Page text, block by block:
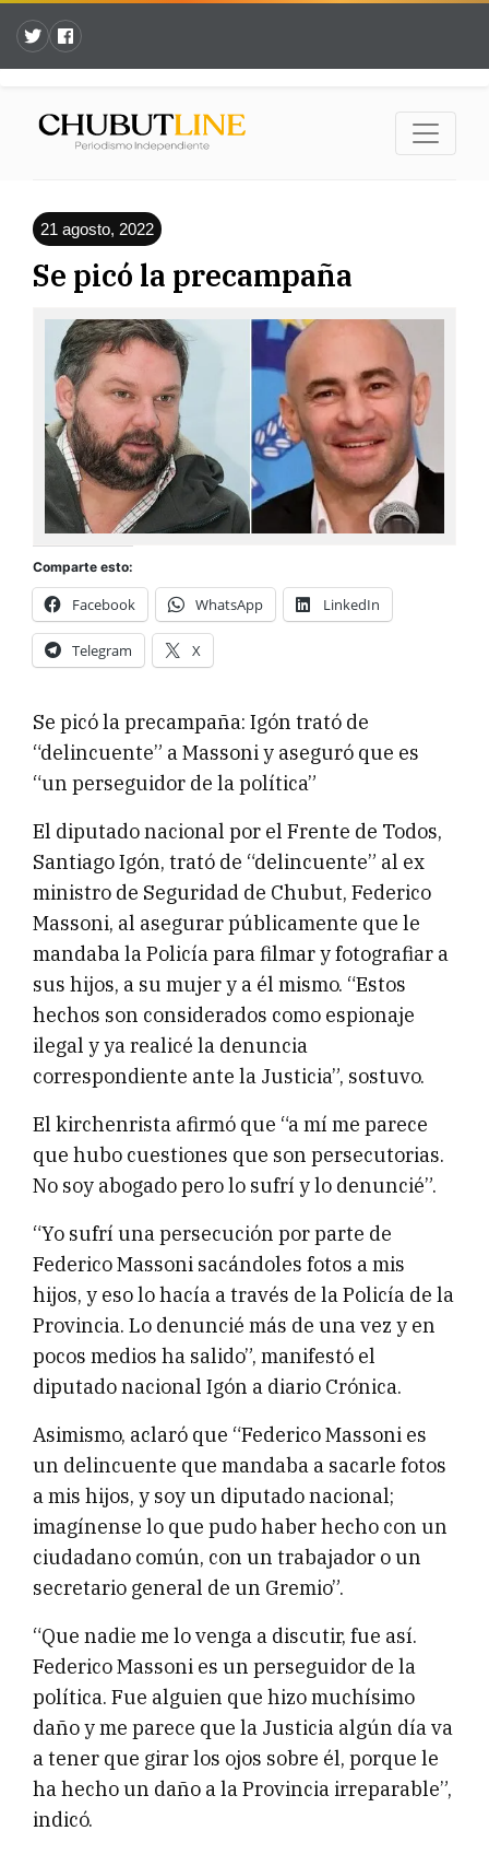
21 agosto, 2022
Se picó la precampaña
Comparte esto:
Facebook WhatsApp LinkedIn
Telegram X
Se picó la precampaña: Igón trató de
“delincuente” a Massoni y aseguró que es
“un perseguidor de la política”
El diputado nacional por el Frente de Todos,
Santiago Igón, trató de “delincuente” al ex
ministro de Seguridad de Chubut, Federico
Massoni, al asegurar públicamente que le
mandaba la Policía para filmar y fotografiar a
sus hijos, a su mujer y a él mismo. “Estos
hechos son considerados como espionaje
ilegal y ya realicé la denuncia
correspondiente ante la Justicia”, sostuvo.
El kirchenrista afirmó que “a mí me parece
que hubo cuestiones que son persecutorias.
No soy abogado pero lo sufrí y lo denuncié”.
“Yo sufrí una persecución por parte de
Federico Massoni sacándoles fotos a mis
hijos, y eso lo hacía a través de la Policía de la
Provincia. Lo denuncié más de una vez y en
pocos medios ha salido”, manifestó el
diputado nacional Igón a diario Crónica.
Asimismo, aclaró que “Federico Massoni es
un delincuente que mandaba a sacarle fotos
a mis hijos, y soy un diputado nacional;
imagínense lo que pudo haber hecho con un
ciudadano común, con un trabajador o un
secretario general de un Gremio”.
“Que nadie me lo venga a discutir, fue así.
Federico Massoni es un perseguidor de la
política. Fue alguien que hizo muchísimo
daño y me parece que la Justicia algún día va
a tener que girar los ojos sobre él, porque le
ha hecho un daño a la Provincia irreparable”,
indicó.